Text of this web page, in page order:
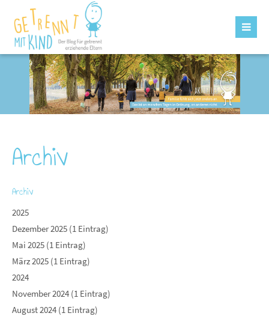
Archiv
Archiv
2025
Dezember 2025 (1 Eintrag)
Mai 2025 (1 Eintrag)
März 2025 (1 Eintrag)
2024
November 2024 (1 Eintrag)
August 2024 (1 Eintrag)